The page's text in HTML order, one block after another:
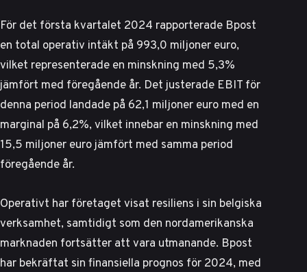
För det första kvartalet 2024 rapporterade Bpost
en total operativ intäkt på 993,0 miljoner euro,
vilket representerade en minskning med 5,3%
jämfört med föregående år. Det justerade EBIT för
denna period landade på 62,1 miljoner euro med en
marginal på 6,2%, vilket innebar en minskning med
15,5 miljoner euro jämfört med samma period
föregående år.
Operativt har företaget visat resiliens i sin belgiska
verksamhet, samtidigt som den nordamerikanska
marknaden fortsätter att vara utmanande. Bpost
har bekräftat sin finansiella prognos för 2024, med